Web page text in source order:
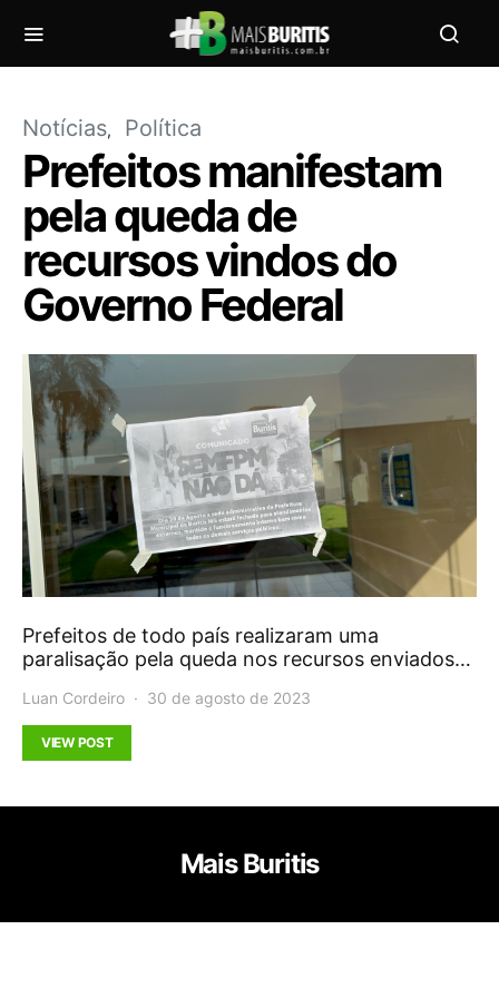
Notícias Política
Prefeitos manifestam
pela queda de
recursos vindos do
Governo Federal
Prefeitos de todo país realizaram uma
paralisação pela queda nos recursos enviados…
Luan Cordeiro 30 de agosto de 2023
VIEW POST
Mais Buritis